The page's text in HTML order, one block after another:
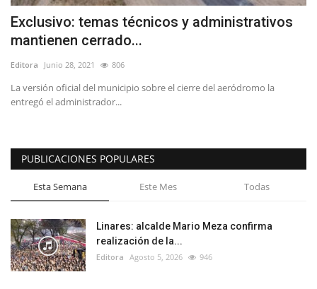
Política
Espectáculos
Exclusivo: temas técnicos y administrativos
mantienen cerrado...
Editora Junio 28, 2021 806
La versión oficial del municipio sobre el cierre del aeródromo la
entregó el administrador...
PUBLICACIONES POPULARES
Esta Semana Este Mes Todas
Linares: alcalde Mario Meza confirma
realización de la...
Editora Agosto 5, 2026 946